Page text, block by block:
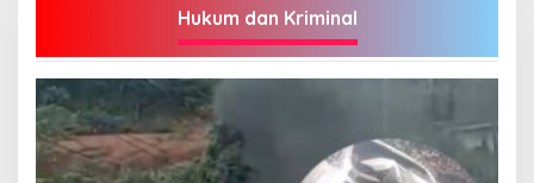
Hukum dan Kriminal